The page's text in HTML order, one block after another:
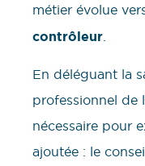
métier évolue
contrôleur
En déléguant la
professionnel de
nécessaire pour
ajoutée : le